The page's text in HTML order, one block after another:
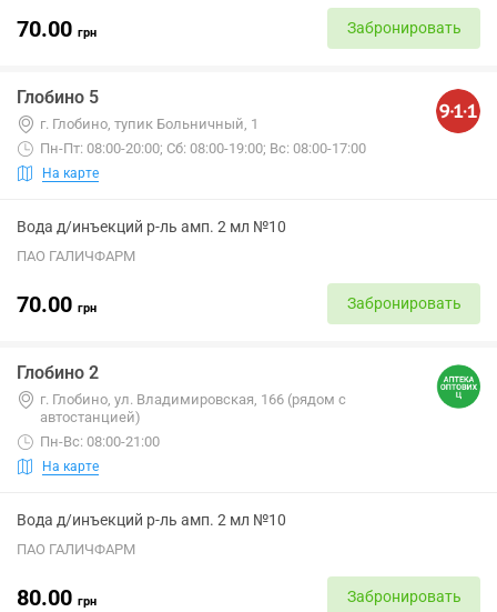
70.00 грн Забронировать
Глобино 5
г. Глобино, тупик Больничный, 1
Пн-Пт: 08:00-20:00; Сб: 08:00-19:00; Вс: 08:00-17:00
На карте
Вода д/инъекций р-ль амп. 2 мл №10
ПАО ГАЛИЧФАРМ
70.00 грн Забронировать
Глобино 2
г. Глобино, ул. Владимировская, 166 (рядом с
автостанцией)
Пн-Вс: 08:00-21:00
На карте
Вода д/инъекций р-ль амп. 2 мл №10
ПАО ГАЛИЧФАРМ
80.00 грн Забронировать